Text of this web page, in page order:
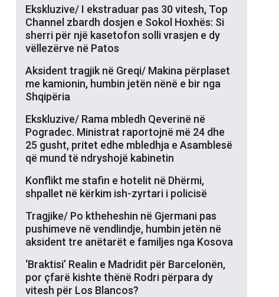
Ekskluzive/ I ekstraduar pas 30 vitesh, Top
Channel zbardh dosjen e Sokol Hoxhës: Si
sherri për një kasetofon solli vrasjen e dy
vëllezërve në Patos
Aksident tragjik në Greqi/ Makina përplaset
me kamionin, humbin jetën nënë e bir nga
Shqipëria
Ekskluzive/ Rama mbledh Qeverinë në
Pogradec. Ministrat raportojnë më 24 dhe
25 gusht, pritet edhe mbledhja e Asamblesë
që mund të ndryshojë kabinetin
Konflikt me stafin e hotelit në Dhërmi,
shpallet në kërkim ish-zyrtari i policisë
Tragjike/ Po ktheheshin në Gjermani pas
pushimeve në vendlindje, humbin jetën në
aksident tre anëtarët e familjes nga Kosova
‘Braktisi’ Realin e Madridit për Barcelonën,
por çfarë kishte thënë Rodri përpara dy
vitesh për Los Blancos?